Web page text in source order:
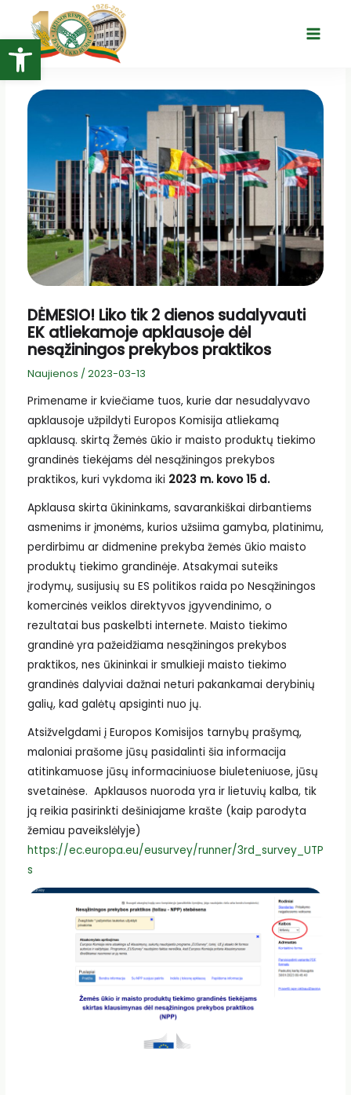
Open toolbar
turinio
Main
DĖMESIO! Liko tik 2 dienos sudalyvauti
EK atliekamoje apklausoje dėl
nesąžiningos prekybos praktikos
Naujienos / 2023-03-13
Primename ir kviečiame tuos, kurie dar nesudalyvavo
apklausoje užpildyti Europos Komisija atliekamą
apklausą. skirtą Žemės ūkio ir maisto produktų tiekimo
grandinės tiekėjams dėl nesąžiningos prekybos
praktikos, kuri vykdoma iki 2023 m. kovo 15 d.
Apklausa skirta ūkininkams, savarankiškai dirbantiems
asmenims ir įmonėms, kurios užsiima gamyba, platinimu,
perdirbimu ar didmenine prekyba žemės ūkio maisto
produktų tiekimo grandinėje. Atsakymai suteiks
įrodymų, susijusių su ES politikos raida po Nesąžiningos
komercinės veiklos direktyvos įgyvendinimo, o
rezultatai bus paskelbti internete. Maisto tiekimo
grandinė yra pažeidžiama nesąžiningos prekybos
praktikos, nes ūkininkai ir smulkieji maisto tiekimo
grandinės dalyviai dažnai neturi pakankamai derybinių
galių, kad galėtų apsiginti nuo jų.
Atsižvelgdami į Europos Komisijos tarnybų prašymą,
maloniai prašome jūsų pasidalinti šia informacija
atitinkamuose jūsų informaciniuose biuleteniuose, jūsų
svetainėse. Apklausos nuoroda yra ir lietuvių kalba, tik
ją reikia pasirinkti dešiniajame krašte (kaip parodyta
žemiau paveikslėlyje)
https://ec.europa.eu/eusurvey/runner/3rd_survey_UTP
s